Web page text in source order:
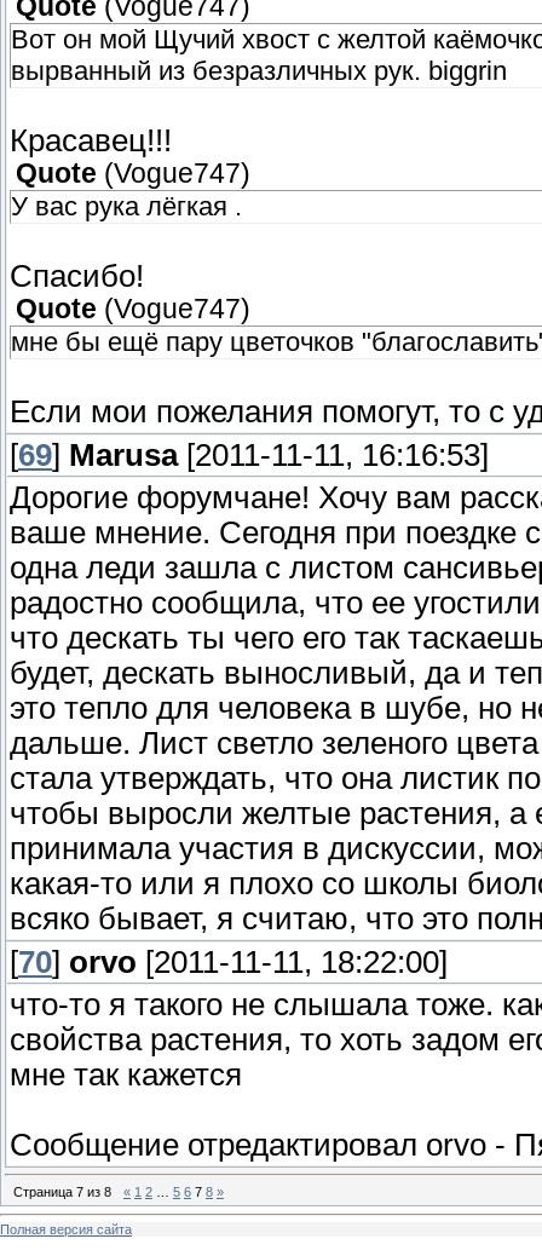
Quote (Vogue747 )
Вот он мой Щучий хвост с желтой
вырванный из безразличных рук. biggrin
Красавец!!!
Quote (Vogue747)
У вас рука лёгкая .
Спасибо!
Quote (Vogue747)
мне бы ещё пару цветочков
Если мои пожелания помогут, то с
[69] Marusa[2011-11-11, 16:16:53]
Дорогие форумчане! Хочу вам
ваше мнение. Сегодня при поездке
одна леди зашла с листом
радостно сообщила, что ее
что дескать ты чего его так
будет, дескать выносливый, да и
это тепло для человека в шубе, но
дальше. Лист светло зеленого
стала утверждать, что она листик
чтобы выросли желтые растения, а
принимала участия в дискуссии,
какая-то или я плохо со школы
всяко бывает, я считаю, что это
[70] orvo [2011-11-11, 18:22:00]
что-то я такого не слышала тоже.
свойства растения, то хоть задом
мне так кажется
Сообщение отредактировал orvo -
Страница 7 из 8 « 1 2 5 6 7 8 »
Полная версия сайта